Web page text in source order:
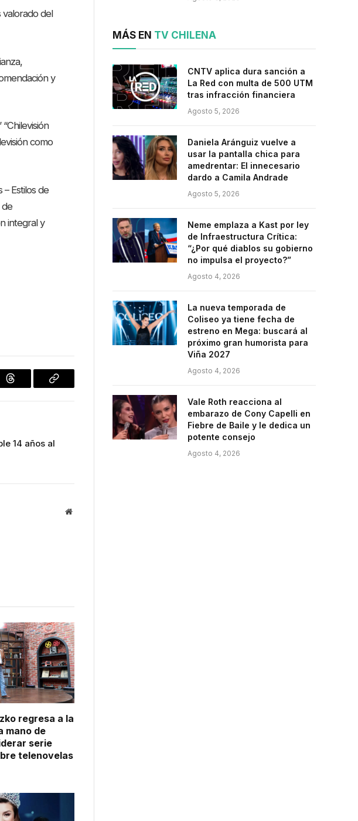
valorado del
y
como
Estilos de
de
integral y
Threads
Copiar
14 años al
Website
regresa a la
mano de
serie
telenovelas
MÁS EN TV CHILENA
CNTV aplica dura sanción a
La Red con multa de 500 UTM
tras infracción financiera
Agosto 5, 2026
Daniela Aránguiz vuelve a
usar la pantalla chica para
amedrentar: El innecesario
dardo a Camila Andrade
Agosto 5, 2026
Neme emplaza a Kast por ley
de Infraestructura Crítica:
“¿Por qué diablos su gobierno
no impulsa el proyecto?”
Agosto 4, 2026
La nueva temporada de
Coliseo ya tiene fecha de
estreno en Mega: buscará al
próximo gran humorista para
Viña 2027
Agosto 4, 2026
Vale Roth reacciona al
embarazo de Cony Capelli en
Fiebre de Baile y le dedica un
potente consejo
Agosto 4, 2026